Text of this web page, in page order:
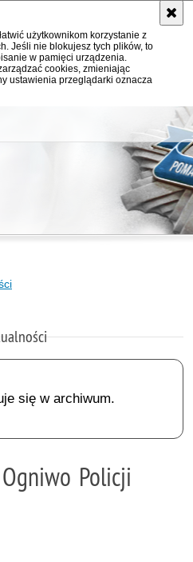
użytkownikom korzystanie z
Jeśli nie blokujesz tych plików, to
w pamięci urządzenia.
cookies, zmieniając
ustawienia przeglądarki oznacza
się w archiwum.
Policji